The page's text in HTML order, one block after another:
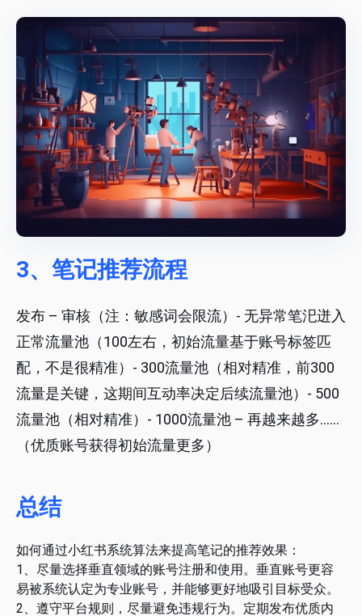
3、笔记推荐流程
发布 – 审核（注：敏感词会限流）- 无异常笔汜迸入
正常流量池（100左右，初始流量基于账号标签匹
配，不是很精准）- 300流量池（相对精准，前300
流量是关键，这期间互动率决定后续流量池）- 500
流量池（相对精准）- 1000流量池 – 再越来越多……
（优质账号获得初始流量更多）
总结
如何通过小红书系统算法来提高笔记的推荐效果：
1、尽量选择垂直领域的账号注册和使用。垂直账号更容
易被系统认定为专业账号，并能够更好地吸引目标受众。
2、遵守平台规则，尽量避免违规行为。定期发布优质内